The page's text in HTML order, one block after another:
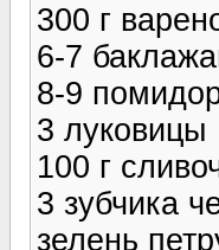
300 г
6-7
8-9
3 луковицы
100 г
3 зубчика
зелень